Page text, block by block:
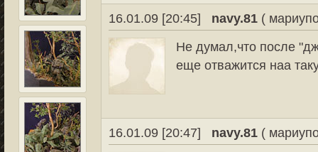
16.01.09 [20:45] navy.81 (
Не думал,что после
еще отважится наа
16.01.09 [20:47] navy.81 (